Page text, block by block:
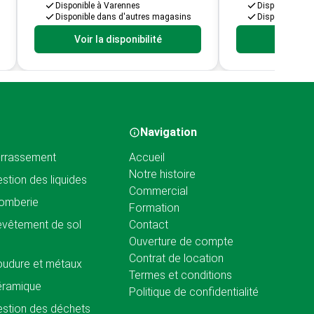
Disponible à Varennes
Disponible dans d'autres magasins
Voir la disponibilité
Disponible à
Disponible
des liquides
de sol
et métaux
des déchets
Navigation
Accueil
Notre histoire
Commercial
Formation
Contact
Ouverture de compte
Contrat de location
Termes et conditions
Politique de confidentialité